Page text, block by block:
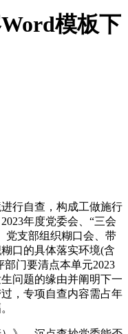
模板下
行自查，构成工做施行
年度党委会、“三会
党支部组织糊口会、带
口的具体落实环境(含
门要清点本单元2023
问题的缘由并阐明下一
，专项自查内容需占年